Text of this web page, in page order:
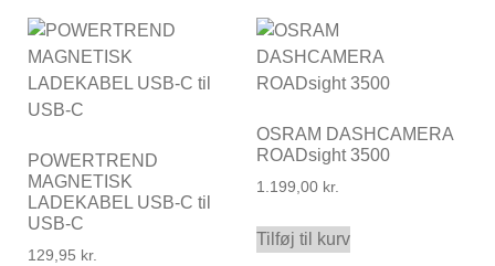
POWERTREND
MAGNETISK
LADEKABEL USB-C til
USB-C
129,95 kr.
OSRAM DASHCAMERA
ROADsight 3500
1.199,00 kr.
Tilføj til kurv